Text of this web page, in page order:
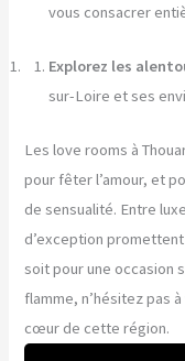
vous consacrer
Explorez les
sur-Loire et ses
Les love rooms à
pour fêter l’amour, et
de sensualité. Entre
d’exception
soit pour une occasion
flamme, n’hésitez pas
cœur de cette région.